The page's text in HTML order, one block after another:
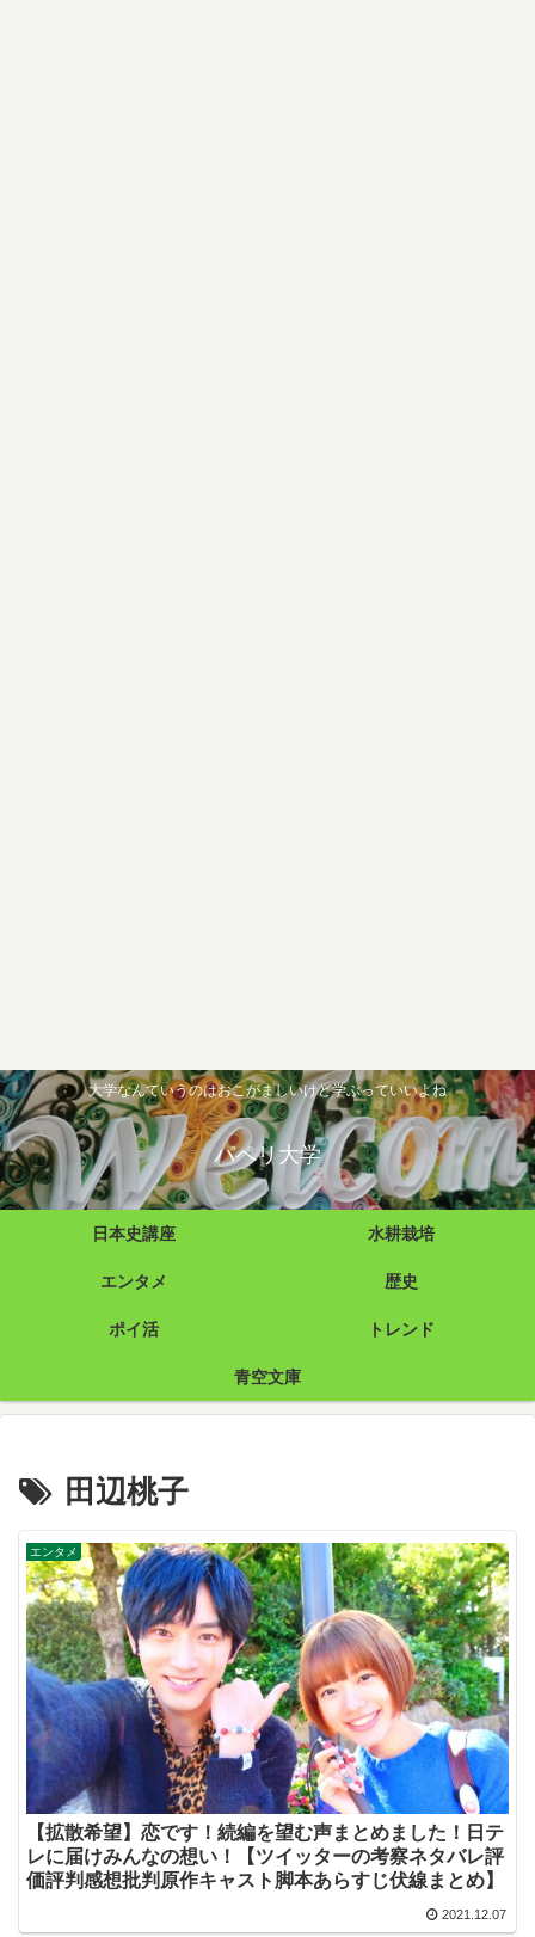
大学なんていうのはおこがましいけど学ぶっていいよね
パペリ大学
日本史講座 水耕栽培
エンタメ 歴史
ポイ活 トレンド
青空文庫
田辺桃子
エンタメ
【拡散希望】恋です！続編を望む声まとめました！日テ
レに届けみんなの想い！【ツイッターの考察ネタバレ評
価評判感想批判原作キャスト脚本あらすじ伏線まとめ】
2021.12.07